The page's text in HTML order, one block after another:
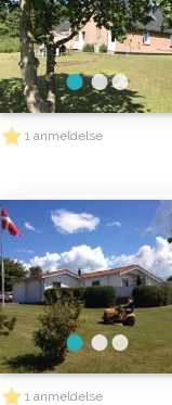
1 anmeldelse
1 anmeldelse